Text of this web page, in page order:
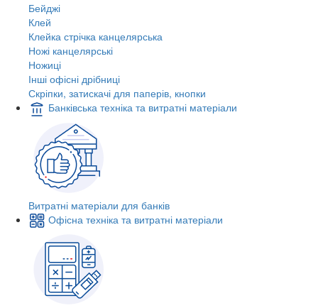
Бейджі
Клей
Клейка стрічка канцелярська
Ножі канцелярські
Ножиці
Інші офісні дрібниці
Скріпки, затискачі для паперів, кнопки
Банківська техніка та витратні матеріали
Витратні матеріали для банків
Офісна техніка та витратні матеріали